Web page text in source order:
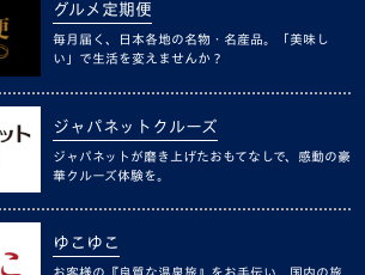
グルメ定期便
毎月届く、日本各地の名物・名産品。「美味し
い」で生活を変えませんか？
ジャパネットクルーズ
ジャパネットが磨き上げたおもてなしで、感動の豪
華クルーズ体験を。
ゆこゆこ
お客様の『良質な温泉旅』をお手伝い。国内の旅